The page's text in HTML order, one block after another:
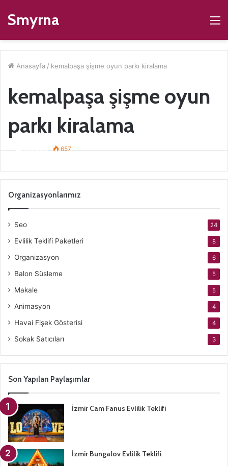
Smyrna
Anasayfa / kemalpaşa şişme oyun parkı kiralama
kemalpaşa şişme oyun
parkı kiralama
Kemalpaşa Şişme Oyuncak Kiralama
ismaildur 657
Organizasyonlarımız
Seo 24
Evlilik Teklifi Paketleri 8
Organizasyon 6
Balon Süsleme 5
Makale 5
Animasyon 4
Havai Fişek Gösterisi 4
Sokak Satıcıları 3
Son Yapılan Paylaşımlar
İzmir Cam Fanus Evlilik Teklifi
İzmir Bungalov Evlilik Teklifi